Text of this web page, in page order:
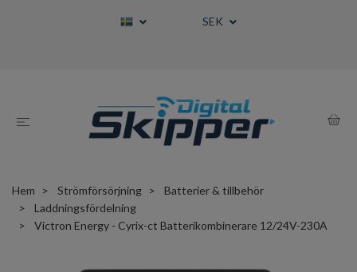
SEK
Hem Strömförsörjning
Batterier & tillbehör
Laddningsfördelning
Victron Energy - Cyrix-ct Batterikombinerare 12/24V-230A